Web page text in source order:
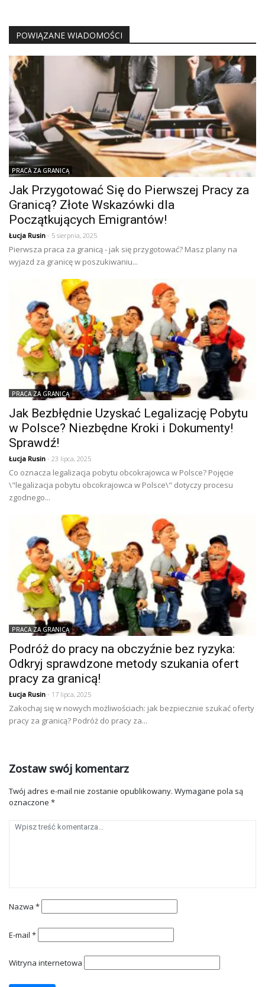
POWIĄZANE WIADOMOŚCI
PRACA ZA GRANICĄ
Jak Przygotować Się do Pierwszej Pracy za
Granicą? Złote Wskazówki dla
Początkujących Emigrantów!
Łucja Rusin - 5 sierpnia, 2025
Pierwsza praca za granicą - jak się przygotować? Masz plany na
wyjazd za granicę w poszukiwaniu...
PRACA ZA GRANICĄ
Jak Bezbłędnie Uzyskać Legalizację Pobytu
w Polsce? Niezbędne Kroki i Dokumenty!
Sprawdź!
Łucja Rusin - 23 lipca, 2025
Co oznacza legalizacja pobytu obcokrajowca w Polsce? Pojęcie
\"legalizacja pobytu obcokrajowca w Polsce\" dotyczy procesu
zgodnego...
PRACA ZA GRANICĄ
Podróż do pracy na obczyźnie bez ryzyka:
Odkryj sprawdzone metody szukania ofert
pracy za granicą!
Łucja Rusin - 17 lipca, 2025
Zakochaj się w nowych możliwościach: jak bezpiecznie szukać oferty
pracy za granicą? Podróż do pracy za...
Zostaw swój komentarz
Twój adres e-mail nie zostanie opublikowany. Wymagane pola są
oznaczone *
Nazwa *
E-mail *
Witryna internetowa